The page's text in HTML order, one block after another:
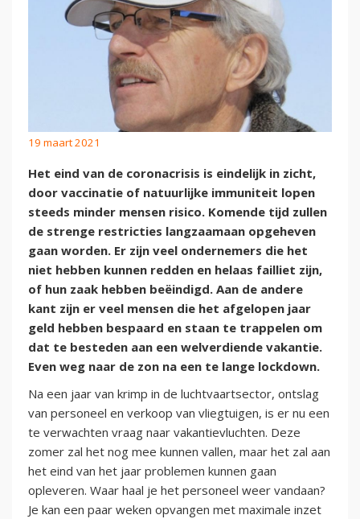
19 maart 2021
Het eind van de coronacrisis is eindelijk in zicht,
door vaccinatie of natuurlijke immuniteit lopen
steeds minder mensen risico. Komende tijd zullen
de strenge restricties langzaamaan opgeheven
gaan worden. Er zijn veel ondernemers die het
niet hebben kunnen redden en helaas failliet zijn,
of hun zaak hebben beëindigd. Aan de andere
kant zijn er veel mensen die het afgelopen jaar
geld hebben bespaard en staan te trappelen om
dat te besteden aan een welverdiende vakantie.
Even weg naar de zon na een te lange lockdown.
Na een jaar van krimp in de luchtvaartsector, ontslag
van personeel en verkoop van vliegtuigen, is er nu een
te verwachten vraag naar vakantievluchten. Deze
zomer zal het nog mee kunnen vallen, maar het zal aan
het eind van het jaar problemen kunnen gaan
opleveren. Waar haal je het personeel weer vandaan?
Je kan een paar weken opvangen met maximale inzet